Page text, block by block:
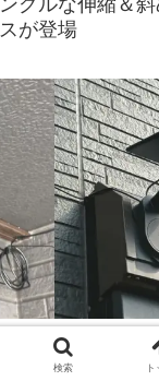
グルな伸縮＆
が登場
カメラ「Tapo
検索